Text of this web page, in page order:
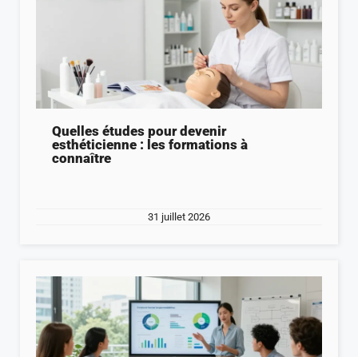
Quelles études pour devenir
esthéticienne : les formations à
connaître
31 juillet 2026